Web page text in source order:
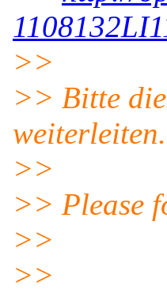
>>
>> Bitte
weiterleiten.
>>
>> Please
>>
>>